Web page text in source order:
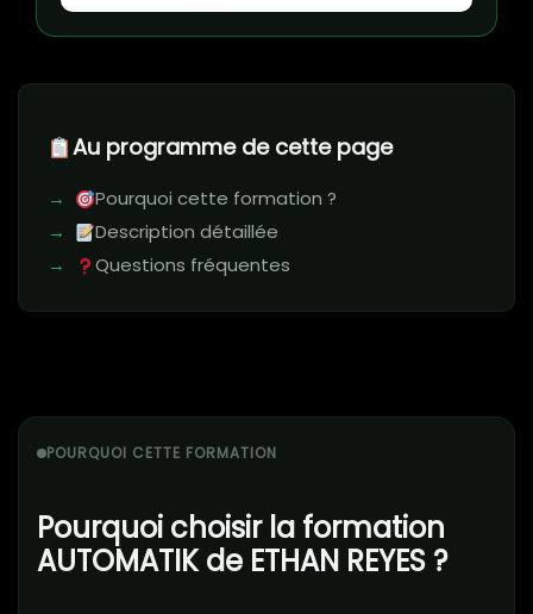
Au programme de cette page
Pourquoi cette formation ?
Description détaillée
Questions fréquentes
POURQUOI CETTE FORMATION
Pourquoi choisir la formation
AUTOMATIK de ETHAN REYES ?